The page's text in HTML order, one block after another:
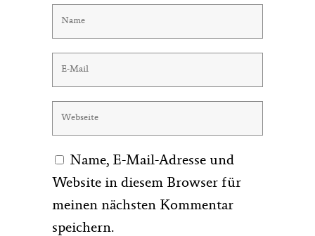
Name, E-Mail-Adresse und
Website in diesem Browser für
meinen nächsten Kommentar
speichern.